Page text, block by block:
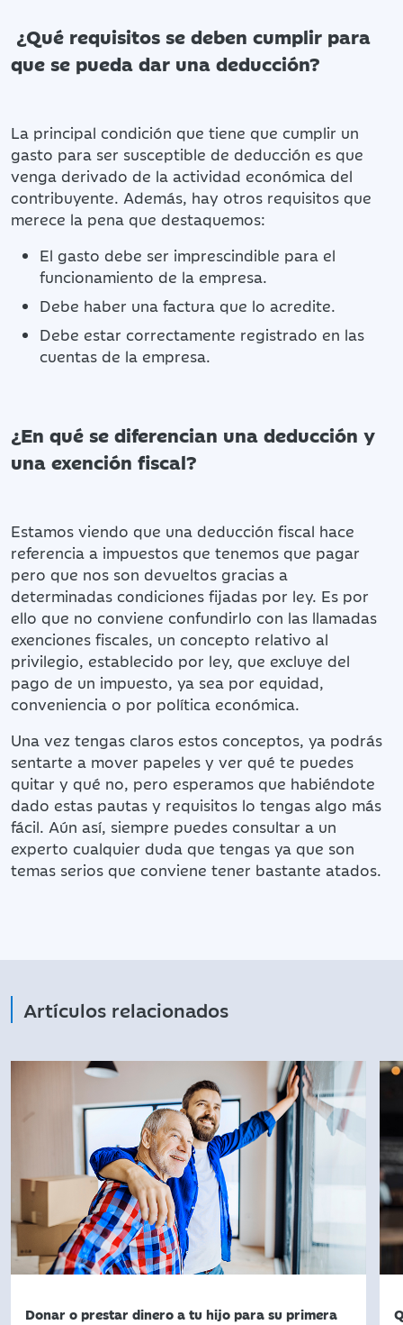
¿Qué requisitos se deben cumplir para
que se pueda dar una deducción?
La principal condición que tiene que cumplir un
gasto para ser susceptible de deducción es que
venga derivado de la actividad económica del
contribuyente. Además, hay otros requisitos que
merece la pena que destaquemos:
El gasto debe ser imprescindible para el
funcionamiento de la empresa.
Debe haber una factura que lo acredite.
Debe estar correctamente registrado en las
cuentas de la empresa.
¿En qué se diferencian una deducción y
una exención fiscal?
Estamos viendo que una deducción fiscal hace
referencia a impuestos que tenemos que pagar
pero que nos son devueltos gracias a
determinadas condiciones fijadas por ley. Es por
ello que no conviene confundirlo con las llamadas
exenciones fiscales, un concepto relativo al
privilegio, establecido por ley, que excluye del
pago de un impuesto, ya sea por equidad,
conveniencia o por política económica.
Una vez tengas claros estos conceptos, ya podrás
sentarte a mover papeles y ver qué te puedes
quitar y qué no, pero esperamos que habiéndote
dado estas pautas y requisitos lo tengas algo más
fácil. Aún así, siempre puedes consultar a un
experto cualquier duda que tengas ya que son
temas serios que conviene tener bastante atados.
Artículos relacionados
Donar o prestar dinero a tu hijo para su primera